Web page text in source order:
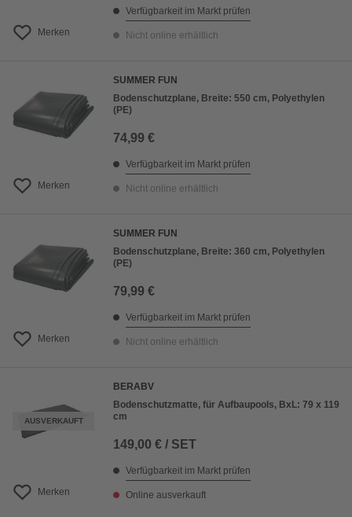
Merken
Verfügbarkeit im Markt prüfen
Nicht online erhältlich
Merken
SUMMER FUN
Bodenschutzplane, Breite: 550 cm, Polyethylen
(PE)
74,99 €
Verfügbarkeit im Markt prüfen
Nicht online erhältlich
Merken
SUMMER FUN
Bodenschutzplane, Breite: 360 cm, Polyethylen
(PE)
79,99 €
Verfügbarkeit im Markt prüfen
Nicht online erhältlich
AUSVERKAUFT
Merken
BERABV
Bodenschutzmatte, für Aufbaupools, BxL: 79 x 119
cm
149,00 € / SET
Verfügbarkeit im Markt prüfen
Online ausverkauft